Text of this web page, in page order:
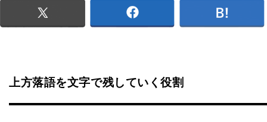
上方落語を文字で残していく役割